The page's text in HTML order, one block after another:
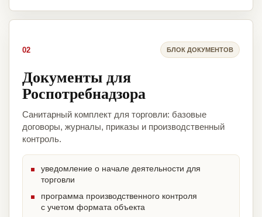
02 БЛОК ДОКУМЕНТОВ
Документы для
Роспотребнадзора
Санитарный комплект для торговли: базовые
договоры, журналы, приказы и производственный
контроль.
уведомление о начале деятельности для
торговли
программа производственного контроля
с учетом формата объекта